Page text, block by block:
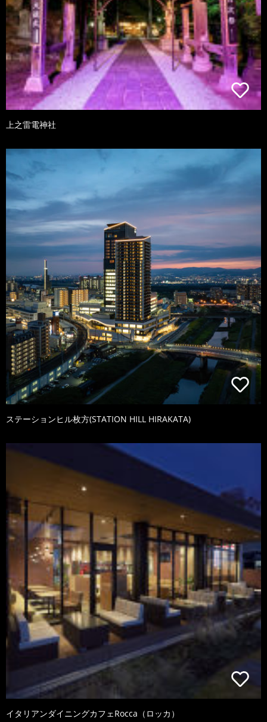
上之雷電神社
ステーションヒル枚方(STATION HILL HIRAKATA)
イタリアンダイニングカフェRocca（ロッカ）